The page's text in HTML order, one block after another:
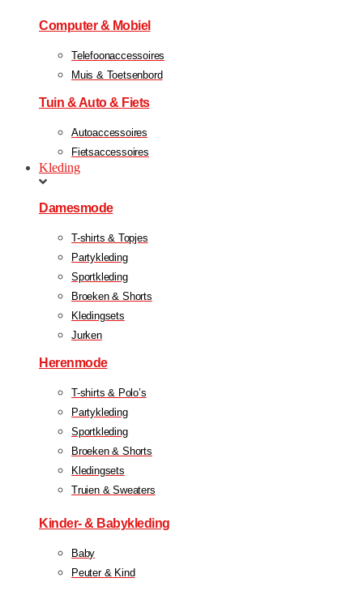
Computer & Mobiel
Telefoonaccessoires
Muis & Toetsenbord
Tuin & Auto & Fiets
Autoaccessoires
Fietsaccessoires
Kleding
Damesmode
T-shirts & Topjes
Partykleding
Sportkleding
Broeken & Shorts
Kledingsets
Jurken
Herenmode
T-shirts & Polo’s
Partykleding
Sportkleding
Broeken & Shorts
Kledingsets
Truien & Sweaters
Kinder- & Babykleding
Baby
Peuter & Kind